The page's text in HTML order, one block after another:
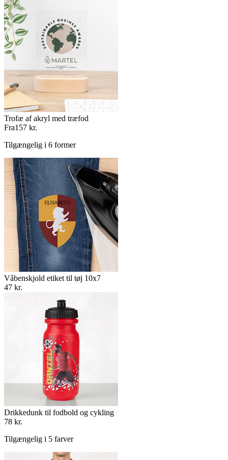
Trofæ af akryl med træfod
Fra157 kr.
Tilgængelig i 6 former
Våbenskjold etiket til tøj 10x7
47 kr.
Drikkedunk til fodbold og cykling
78 kr.
Tilgængelig i 5 farver